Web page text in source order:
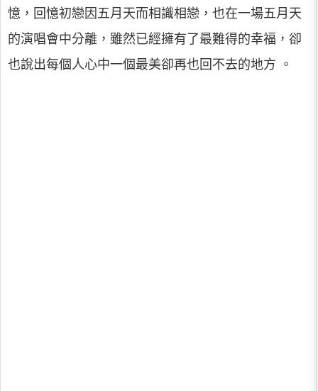
憶，回憶初戀因五月天而相識相戀，也在一場五月天
的演唱會中分離，雖然已經擁有了最難得的幸福，卻
也說出每個人心中一個最美卻再也回不去的地方 。